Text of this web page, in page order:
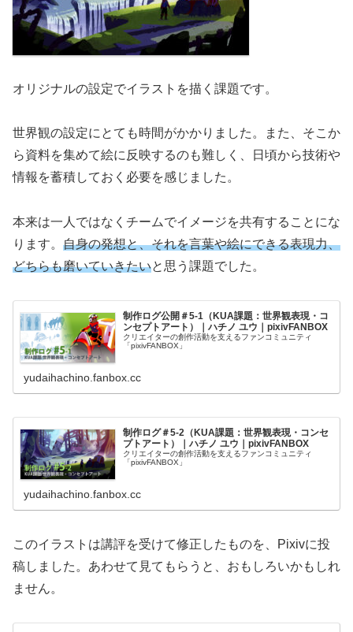
オリジナルの設定でイラストを描く課題です。
世界観の設定にとても時間がかかりました。また、そこか
ら資料を集めて絵に反映するのも難しく、日頃から技術や
情報を蓄積しておく必要を感じました。
本来は一人ではなくチームでイメージを共有することにな
ります。 自身の発想と、それを言葉や絵にできる表現力、
どちらも磨いていきたいと思う課題でした。
制作ログ公開＃5-1（KUA課題：世界観表現・コ
ンセプトアート）｜ハチノ ユウ｜pixivFANBOX
クリエイターの創作活動を支えるファンコミュニティ
「pixivFANBOX」
yudaihachino.fanbox.cc
制作ログ＃5-2（KUA課題：世界観表現・コンセ
プトアート）｜ハチノ ユウ｜pixivFANBOX
クリエイターの創作活動を支えるファンコミュニティ
「pixivFANBOX」
yudaihachino.fanbox.cc
このイラストは講評を受けて修正したものを、Pixivに投
稿しました。あわせて見てもらうと、おもしろいかもしれ
ません。